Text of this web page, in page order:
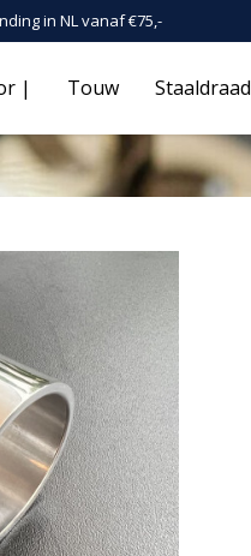
in NL vanaf €75,-
| Touw Staaldraad